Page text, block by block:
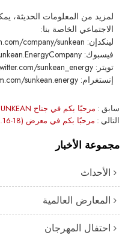
لمزيد من المعلومات الحديثة،
الاجتماعي الخاصة بنا:
لينكدإن: https://www.linkedin.com/company/sunkean/
فيسبوك: https://www.facebook.com/Sunkean.EnergyCompany
تويتر: https://twitter.com/sunkean_energy
إنستغرام: https://www.instagram.com/sunkean.energy/
سابق مرحبًا بكم في جناح SUNKEAN في All-energy Australia 2022
التالي مرحبًا بكم في معرض SUNKEAN PV EXPO (2022.03.16-18)
مجموعة الأخبار
الأحداث
المعارض العالمية
احتفال المهرجان